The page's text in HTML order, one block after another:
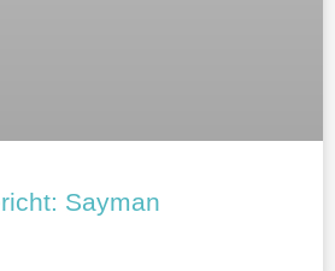
Sayman